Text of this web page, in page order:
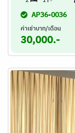
AP36-0036
ค่าเช่าบาท/เดือน
30,000.-